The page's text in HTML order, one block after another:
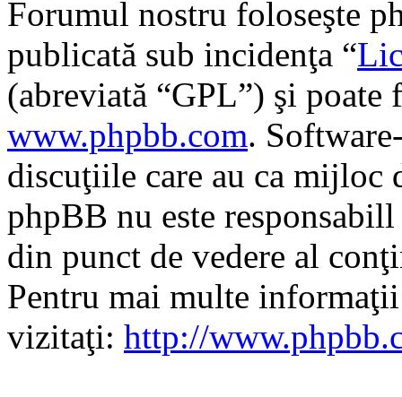
Forumul nostru foloseşte
publicată sub incidenţa “
(abreviată “GPL”) şi poate
www.phpbb.com.
discuţiile care au ca mijloc
phpBB nu este
din punct de vedere al
Pentru mai multe
vizitaţi: http://